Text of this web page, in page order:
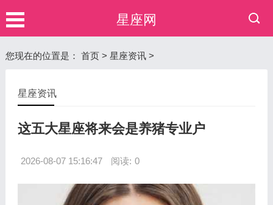
星座网
您现在的位置是： 首页> 星座资讯>
星座资讯
这五大星座将来会是养猪专业户
2026-08-07 15:16:47 阅读: 0